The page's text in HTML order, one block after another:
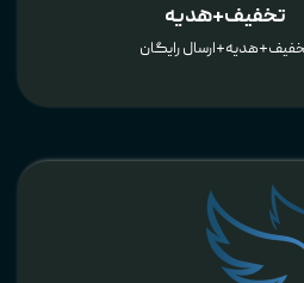
تخفیف+هدیه
رایگان